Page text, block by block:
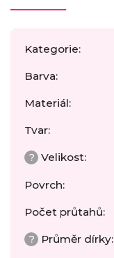
Kategorie:
Barva:
Materiál:
Tvar:
? Velikost:
Povrch:
Počet průtahů:
? Průměr dírky: